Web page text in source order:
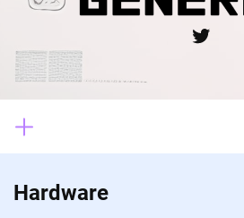
Twitter
Hardware